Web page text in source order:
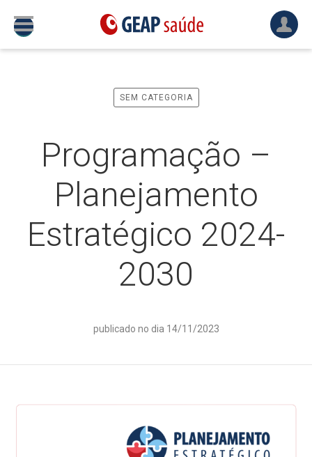
SEM CATEGORIA
Programação –
Planejamento
Estratégico 2024-
2030
publicado no dia 14/11/2023